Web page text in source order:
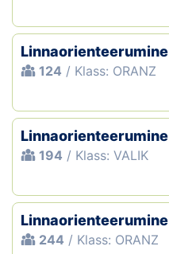
Linnaorienteerumine
124 / Klass: ORANZ
Linnaorienteerumine
194 / Klass: VALIK
Linnaorienteerumine
244 / Klass: ORANZ